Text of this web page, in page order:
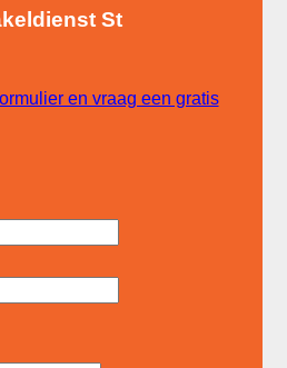
St
en vraag een gratis